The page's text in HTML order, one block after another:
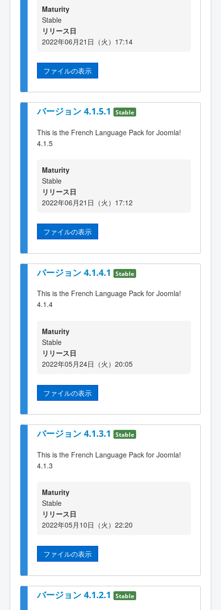
Maturity
Stable
リリース日
2022年06月21日（火）17:14
ファイルの表示
バージョン 4.1.5.1 Stable
This is the French Language Pack for Joomla!
4.1.5
Maturity
Stable
リリース日
2022年06月21日（火）17:12
ファイルの表示
バージョン 4.1.4.1 Stable
This is the French Language Pack for Joomla!
4.1.4
Maturity
Stable
リリース日
2022年05月24日（火）20:05
ファイルの表示
バージョン 4.1.3.1 Stable
This is the French Language Pack for Joomla!
4.1.3
Maturity
Stable
リリース日
2022年05月10日（火）22:20
ファイルの表示
バージョン 4.1.2.1 Stable